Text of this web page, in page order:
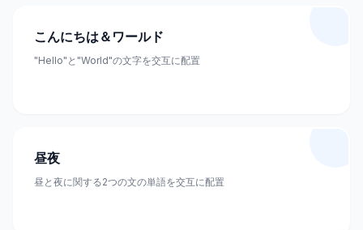
こんにちは＆ワールド
"Hello"と"World"の文字を交互に配置
昼夜
昼と夜に関する2つの文の単語を交互に配置